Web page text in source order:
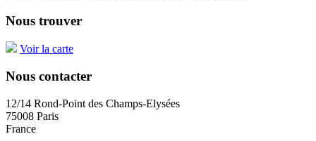
Nous trouver
Voir la carte
Nous contacter
12/14 Rond-Point des Champs-Elysées
75008 Paris
France